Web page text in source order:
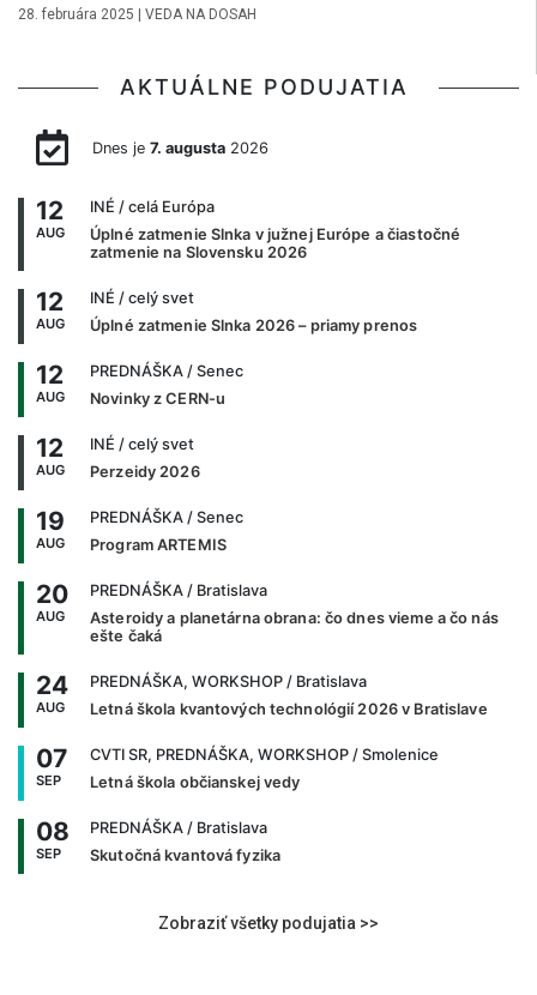
28. februára 2025 | VEDA NA DOSAH
AKTUÁLNE PODUJATIA
Dnes je 7. augusta2026
12
AUG
INÉ / celá Európa
Úplné zatmenie Slnka v južnej Európe a čiastočné
zatmenie na Slovensku 2026
12
AUG
INÉ / celý svet
Úplné zatmenie Slnka 2026 – priamy prenos
12
AUG
PREDNÁŠKA / Senec
Novinky z CERN-u
12
AUG
INÉ / celý svet
Perzeidy 2026
19
AUG
PREDNÁŠKA / Senec
Program ARTEMIS
20
AUG
PREDNÁŠKA / Bratislava
Asteroidy a planetárna obrana: čo dnes vieme a čo nás
ešte čaká
24
AUG
PREDNÁŠKA, WORKSHOP / Bratislava
Letná škola kvantových technológií 2026 v Bratislave
07
SEP
CVTI SR, PREDNÁŠKA, WORKSHOP / Smolenice
Letná škola občianskej vedy
08
SEP
PREDNÁŠKA / Bratislava
Skutočná kvantová fyzika
Zobraziť všetky podujatia >>